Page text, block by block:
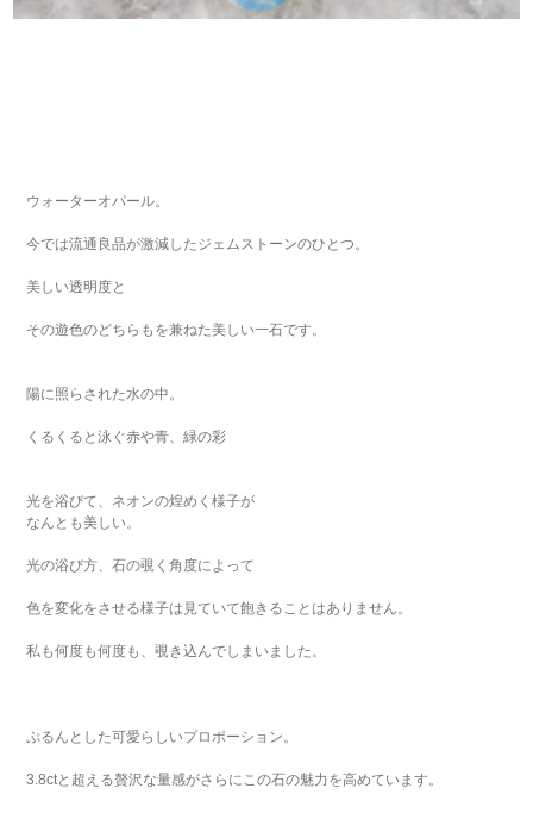
ウォーターオパール。
今では流通良品が激減したジェムストーンのひとつ。
美しい透明度と
その遊色のどちらもを兼ねた美しい一石です。
陽に照らされた水の中。
くるくると泳ぐ赤や青、緑の彩
光を浴びて、ネオンの煌めく様子が
なんとも美しい。
光の浴び方、石の覗く角度によって
色を変化をさせる様子は見ていて飽きることはありません。
私も何度も何度も、覗き込んでしまいました。
ぷるんとした可愛らしいプロポーション。
3.8ctと超える贅沢な量感がさらにこの石の魅力を高めています。